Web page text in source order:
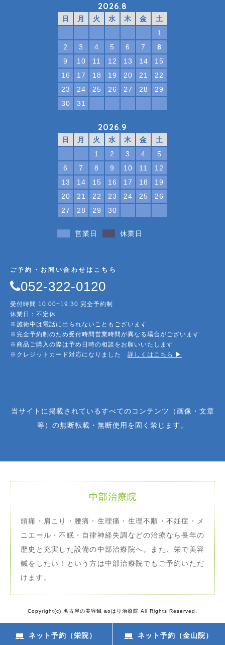
2026.8
日 月 火 水 木 金
土
1
2
3 4 5 6 7
8
9
10 11 12 13 14
15
16
17 18 19 20 21
22
23
24 25 26 27 28
29
30
31
2026.9
日 月 火 水 木 金
土
1
2 3 4
5
6
7 8 9 10 11
12
13
14 15 16 17 18
19
20
21 22 23 24 25
26
27
28 29 30
営業日 休業日
ご予約・お問い合わせはこちら
052-322-0120
受付時間 10:00~19:30 完全予約制
休業日：不定休
※施術中は電話に出られないこともございます
※完全予約制のため受付時間営業時間が異なる場合がございます
※商品ご購入の際は予め日時の相談をお願いいたします
※クレジットカード対応になりました 詳しくはこちら ▶︎
当サイトに掲載されているすべてのコンテンツ（画像・文章
等）の無断転載・無断使用を固く禁じます。
中部治療院
頭痛・肩こり・腰痛・生理痛・生理不順・不妊症・メ
ニエール・不眠・自律神経失調などの治療なら長年の
歴史と充実した設備の中部治療院へ。また、栄で美容
鍼をしたい！という方は中部治療院でもご予約いただ
けます。
Copyright(c) 名古屋の美容鍼 aoはり治療院 All Rights Reserved.
ネット予約（栄院） ネット予約（金山院）